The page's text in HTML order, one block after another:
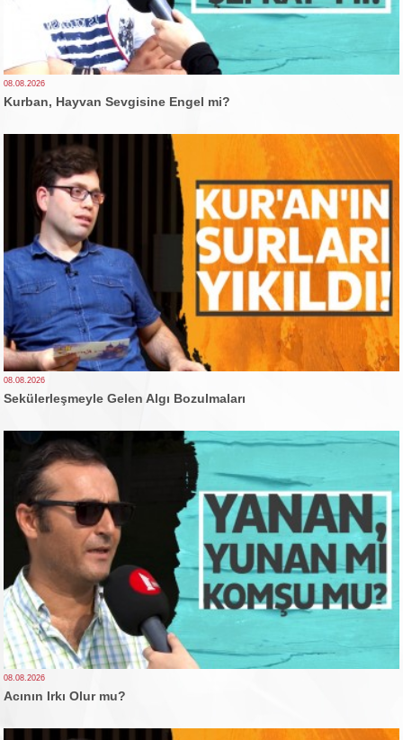
08.08.2026
Kurban, Hayvan Sevgisine Engel mi?
08.08.2026
Sekülerleşmeyle Gelen Algı Bozulmaları
08.08.2026
Acının Irkı Olur mu?